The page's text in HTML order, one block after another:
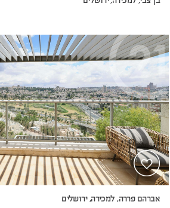
אברהם פררה, למכירה, ירושלים